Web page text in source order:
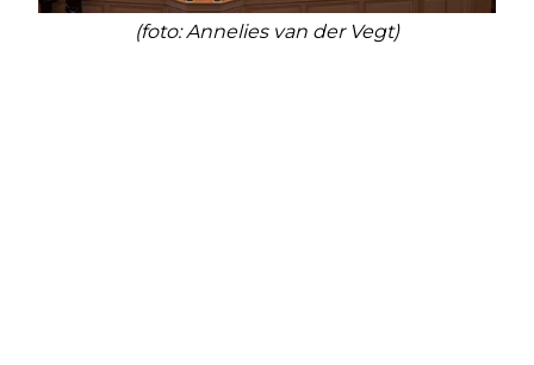
(foto: Annelies van der Vegt)